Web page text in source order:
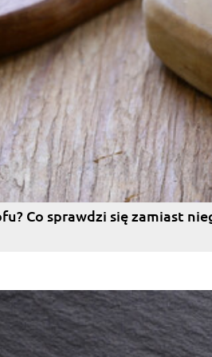
Co sprawdzi się zamiast